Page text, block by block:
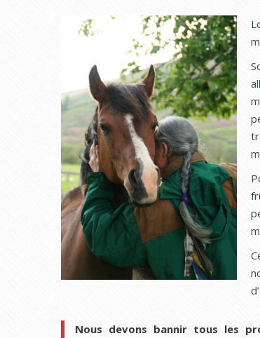
Nous devons bannir tous les